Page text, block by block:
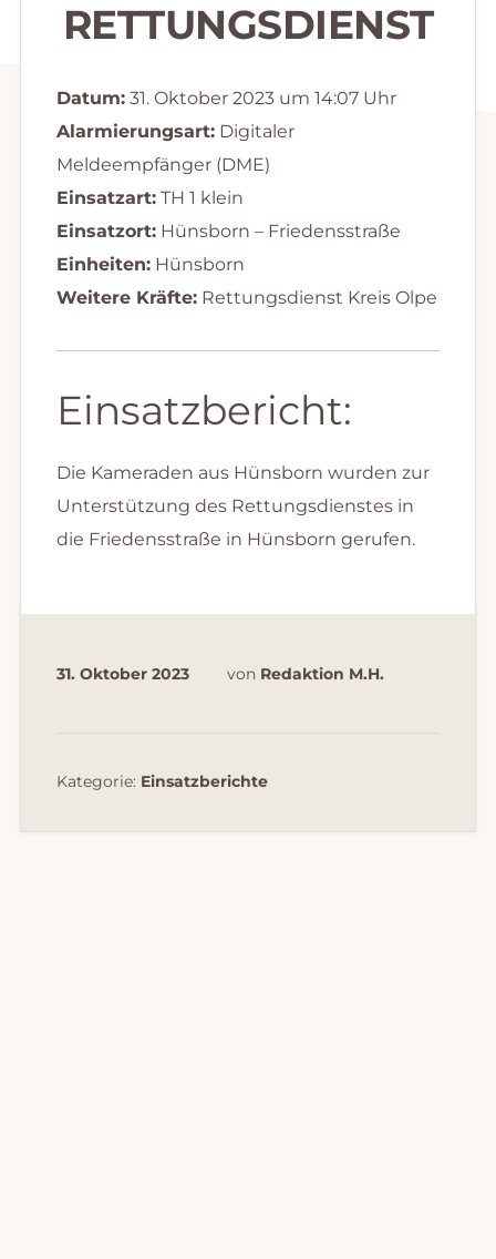
RETTUNGSDIENST
Datum:31. Oktober 2023 um 14:07 Uhr
Alarmierungsart:Digitaler
Meldeempfänger (DME)
Einsatzart:TH 1 klein
Einsatzort:Hünsborn – Friedensstraße
Einheiten:Hünsborn
Weitere Kräfte:Rettungsdienst Kreis Olpe
Einsatzbericht:
Die Kameraden aus Hünsborn wurden zur
Unterstützung des Rettungsdienstes in
die Friedensstraße in Hünsborn gerufen.
31. Oktober 2023 von Redaktion M.H.
Kategorie: Einsatzberichte